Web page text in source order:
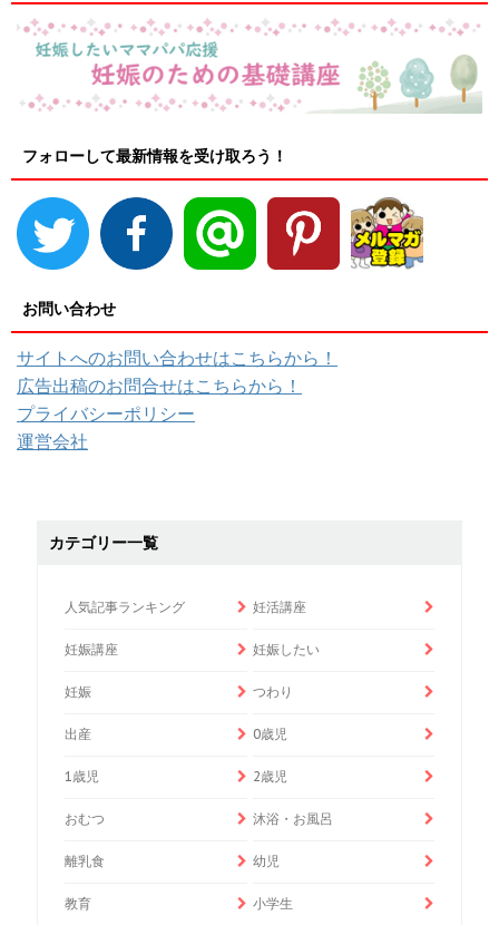
フォローして最新情報を受け取ろう！
お問い合わせ
サイトへのお問い合わせはこちらから！
広告出稿のお問合せはこちらから！
プライバシーポリシー
運営会社
カテゴリー一覧
人気記事ランキング 妊活講座
妊娠講座 妊娠したい
妊娠 つわり
出産 0歳児
1歳児 2歳児
おむつ 沐浴・お風呂
離乳食 幼児
教育 小学生